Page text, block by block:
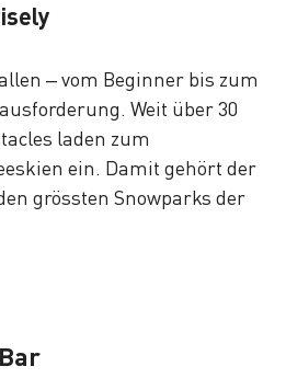
– vom Beginner bis zum
Weit über 30
laden zum
ein. Damit gehört der
grössten Snowparks der